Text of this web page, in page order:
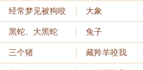
经常梦见被狗咬 大象
黑蛇、大黑蛇 兔子
三个猪 藏羚羊咬我